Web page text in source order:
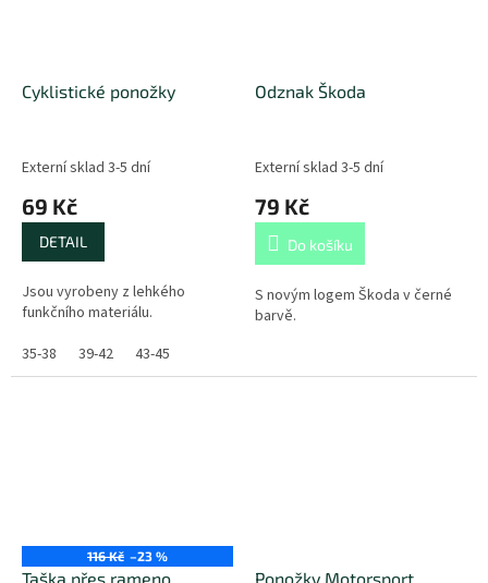
Cyklistické ponožky
Externí sklad 3-5 dní
69 Kč
DETAIL
Jsou vyrobeny z lehkého
funkčního materiálu.
35-38
39-42 43-45
Odznak Škoda
Externí sklad 3-5 dní
79 Kč
Do košíku
S novým logem Škoda v černé
barvě.
116 Kč –23 %
Taška přes rameno Ponožky Motorsport